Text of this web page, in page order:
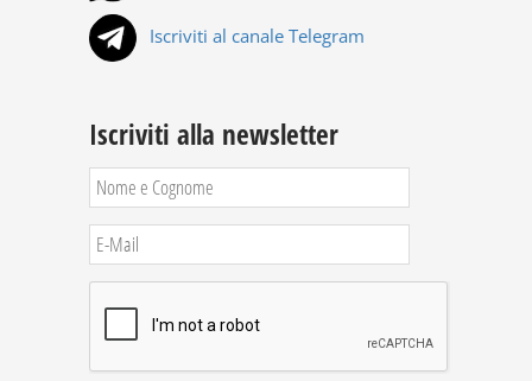
Iscriviti al canale Telegram
Iscriviti alla newsletter